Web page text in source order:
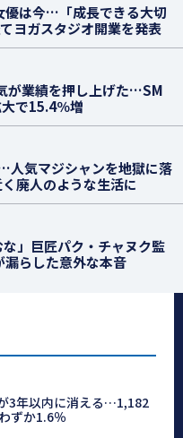
優は今…「成長できる大切
ヨガスタジオ開業を発表
が業績を押し上げた…SM
で15.4％増
気マジシャンを地獄に落
廃人のような生活に
な」巨匠パク・チャヌク監
らした意外な本音
3年以内に消える…1,182
ずか1.6％